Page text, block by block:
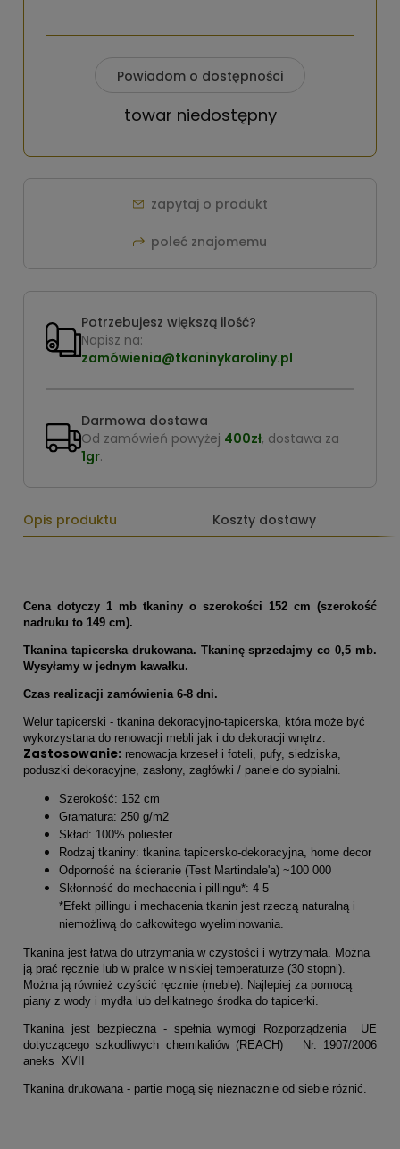
Powiadom o dostępności
towar niedostępny
zapytaj o produkt
poleć znajomemu
Potrzebujesz większą ilość?
Napisz na:
zamówienia@tkaninykaroliny.pl
Darmowa dostawa
Od zamówień powyżej 400zł, dostawa za
1gr.
Opis produktu Koszty dostawy
Cena dotyczy 1 mb tkaniny o szerokości 152 cm (szerokość
nadruku to 149 cm).
Tkanina tapicerska drukowana. Tkaninę sprzedajmy co 0,5 mb.
Wysyłamy w jednym kawałku.
Czas realizacji zamówienia 6-8 dni.
Welur tapicerski - tkanina dekoracyjno-tapicerska, która może być
wykorzystana do renowacji mebli jak i do dekoracji wnętrz.
Zastosowanie: renowacja krzeseł i foteli, pufy, siedziska,
poduszki dekoracyjne, zasłony, zagłówki / panele do sypialni.
Szerokość: 152 cm
Gramatura: 250 g/m2
Skład: 100% poliester
Rodzaj tkaniny: tkanina tapicersko-dekoracyjna, home decor
Odporność na ścieranie (Test Martindale'a) ~100 000
Skłonność do mechacenia i pillingu*: 4-5
*Efekt pillingu i mechacenia tkanin jest rzeczą naturalną i
niemożliwą do całkowitego wyeliminowania.
Tkanina jest łatwa do utrzymania w czystości i wytrzymała. Można
ją prać ręcznie lub w pralce w niskiej temperaturze (30 stopni).
Można ją również czyścić ręcznie (meble). Najlepiej za pomocą
piany z wody i mydła lub delikatnego środka do tapicerki.
Tkanina jest bezpieczna - spełnia wymogi Rozporządzenia UE
dotyczącego szkodliwych chemikaliów (REACH) Nr. 1907/2006
aneks XVII
Tkanina drukowana - partie mogą się nieznacznie od siebie różnić.